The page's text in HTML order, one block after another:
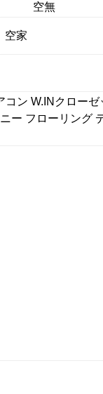
空無
空家
コン W.INクローゼ
ー フローリング